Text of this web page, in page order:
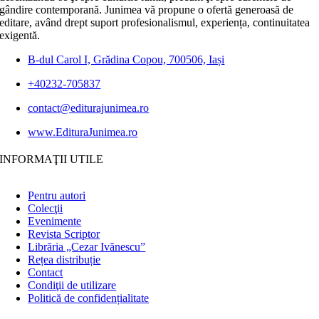
gândire contemporană. Junimea vă propune o ofertă generoasă de
editare, având drept suport profesionalismul, experiența, continuitatea
exigentă.
B-dul Carol I, Grădina Copou, 700506, Iași
+40232-705837
contact@editurajunimea.ro
www.EdituraJunimea.ro
INFORMAŢII UTILE
Pentru autori
Colecţii
Evenimente
Revista Scriptor
Librăria „Cezar Ivănescu”
Rețea distribuție
Contact
Condiţii de utilizare
Politică de confidențialitate